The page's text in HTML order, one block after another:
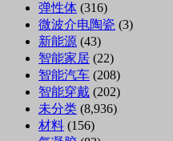
弹性体 (316)
微波介电陶瓷 (3)
新能源 (43)
智能家居 (22)
智能汽车 (208)
智能穿戴 (202)
未分类 (8,936)
材料 (156)